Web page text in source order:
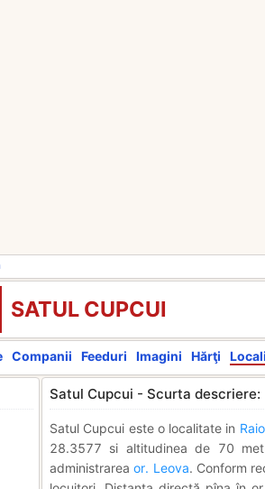
SATUL CUPCUI
Companii Feeduri Imagini Hărţi
Satul Cupcui - Scurta descriere:
Satul Cupcui este o localitate in
28.3577 si altitudinea de 70
administrareaor. Leova. Conform